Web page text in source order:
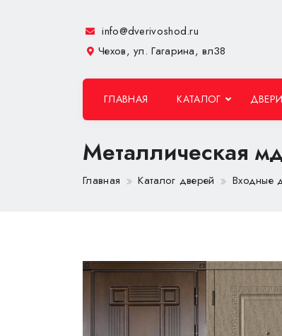
info@dverivoshod.ru
Чехов, ул. Гагарина, вл38
ГЛАВНАЯ КАТАЛОГ
Металлическая
Главная Каталог дверей Входные